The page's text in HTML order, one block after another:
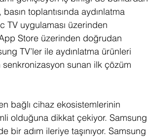
toplantısında aydınlatma
TV uygulaması üzerinden
Store üzerinden doğrudan
TV’ler ile aydınlatma ürünleri
sunan ilk çözüm
bağlı cihaz ekosistemlerinin
olduğuna dikkat çekiyor. Samsung
adım ileriye taşınıyor. Samsung